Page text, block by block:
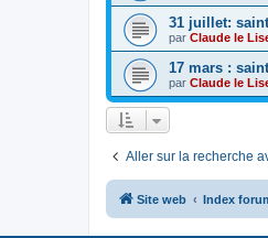
31 juillet:
par Claude le
17 mars :
par Claude le
Aller sur la recherche
Site web Index